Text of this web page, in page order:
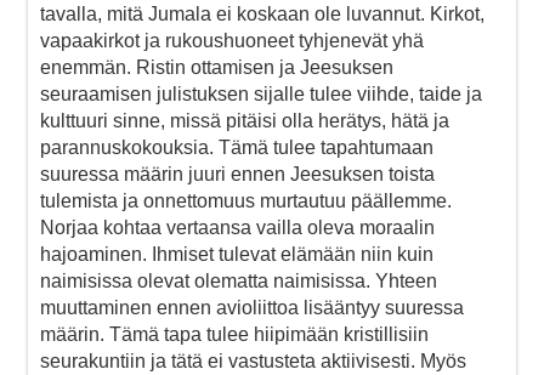
tavalla, mitä Jumala ei koskaan ole luvannut. Kirkot,
vapaakirkot ja rukoushuoneet tyhjenevät yhä
enemmän. Ristin ottamisen ja Jeesuksen
seuraamisen julistuksen sijalle tulee viihde, taide ja
kulttuuri sinne, missä pitäisi olla herätys, hätä ja
parannuskokouksia. Tämä tulee tapahtumaan
suuressa määrin juuri ennen Jeesuksen toista
tulemista ja onnettomuus murtautuu päällemme.
Norjaa kohtaa vertaansa vailla oleva moraalin
hajoaminen. Ihmiset tulevat elämään niin kuin
naimisissa olevat olematta naimisissa. Yhteen
muuttaminen ennen avioliittoa lisääntyy suuressa
määrin. Tämä tapa tulee hiipimään kristillisiin
seurakuntiin ja tätä ei vastusteta aktiivisesti. Myös